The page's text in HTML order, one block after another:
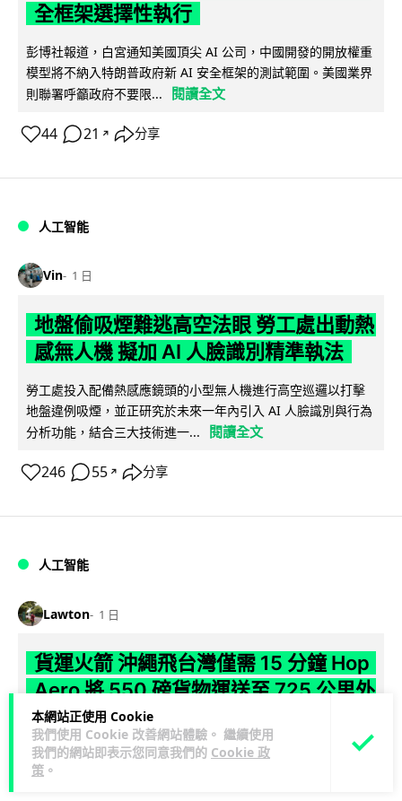
本網站正使用 Cookie
我們使用 Cookie 改善網站體驗。 繼續使用
我們的網站即表示您同意我們的 Cookie 政
策 。
全框架選擇性執行
彭博社報道，白宮通知美國頂尖 AI 公司，中國開發的開放權重
模型將不納入特朗普政府新 AI 安全框架的測試範圍。美國業界
則聯署呼籲政府不要限...
閱讀全文
44 21 ↗ 分享
人工智能
Vin 1 日
地盤偷吸煙難逃高空法眼 勞工處出動熱
感無人機 擬加 AI 人臉識別精準執法
勞工處投入配備熱感應鏡頭的小型無人機進行高空巡邏以打擊
地盤違例吸煙，並正研究於未來一年內引入 AI 人臉識別與行為
分析功能，結合三大技術進一...
閱讀全文
246 55 ↗ 分享
人工智能
Lawton 1 日
貨運火箭 沖繩飛台灣僅需 15 分鐘 Hop
Aero 將 550 磅貨物運送至 725 公里外
【真正用火箭送貨】美國初創 Hop Aero 公開自動駕駛貨運火
箭，聲稱可在 15 分鐘內將 250 公斤物資投送 750 公里外，並
以沖繩...